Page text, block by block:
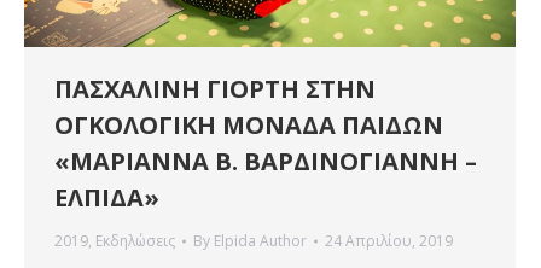
ΠΑΣΧΑΛΙΝΗ ΓΙΟΡΤΗ ΣΤΗΝ
ΟΓΚΟΛΟΓΙΚΗ ΜΟΝΑΔΑ ΠΑΙΔΩΝ
«ΜΑΡΙΑΝΝΑ Β. ΒΑΡΔΙΝΟΓΙΑΝΝΗ –
ΕΛΠΙΔΑ»
2019, Εκδηλώσεις By Elpida Author 24 Απριλίου, 2019